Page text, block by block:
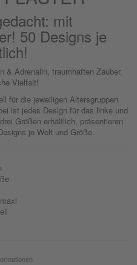
mit
50 Designs je
& Adrenalin, traumhaften Zauber,
Vielfalt!
für die jeweiligen Altersgruppen
ist jedes Design für das linke und
Größen erhältlich, präsentieren
je Welt und Größe.